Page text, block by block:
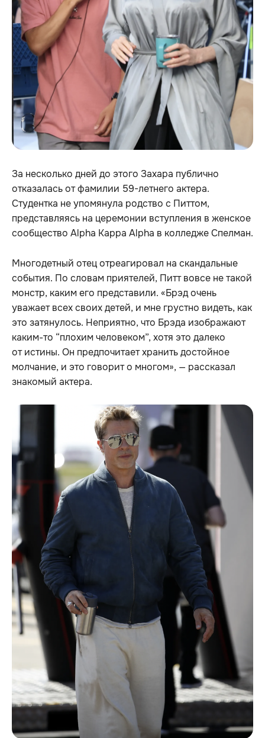
За несколько дней до этого Захара публично
отказалась от фамилии 59-летнего актера.
Студентка не упомянула родство с Питтом,
представляясь на церемонии вступления в женское
сообщество Alpha Kappa Alpha в колледже Спелман.
Многодетный отец отреагировал на скандальные
события. По словам приятелей, Питт вовсе не такой
монстр, каким его представили. «Брэд очень
уважает всех своих детей, и мне грустно видеть, как
это затянулось. Неприятно, что Брэда изображают
каким-то “плохим человеком”, хотя это далеко
от истины. Он предпочитает хранить достойное
молчание, и это говорит о многом», — рассказал
знакомый актера.